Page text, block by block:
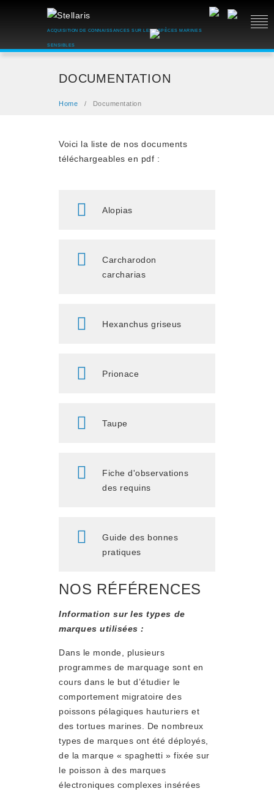
ACQUISITION DE CONNAISSANCES SUR LES ESPÈCES MARINES
SENSIBLES
DOCUMENTATION
Home / Documentation
Voici la liste de nos documents
téléchargeables en pdf :
Alopias
Carcharodon
carcharias
Hexanchus griseus
Prionace
Taupe
Fiche d'observations
des requins
Guide des bonnes
pratiques
NOS RÉFÉRENCES
Information sur les types de
marques utilisées :
Dans le monde, plusieurs
programmes de marquage sont en
cours dans le but d’étudier le
comportement migratoire des
poissons pélagiques hauturiers et
des tortues marines. De nombreux
types de marques ont été déployés,
de la marque « spaghetti » fixée sur
le poisson à des marques
électroniques complexes insérées